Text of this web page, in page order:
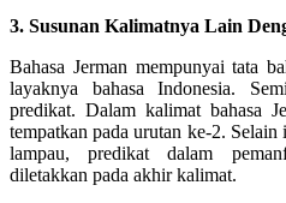
3. Susunan Kalimatnya Lain
Bahasa Jerman mempunyai tata
layaknya bahasa Indonesia.
predikat. Dalam kalimat bahasa
tempatkan pada urutan ke-2.
lampau, predikat dalam
diletakkan pada akhir kalimat.